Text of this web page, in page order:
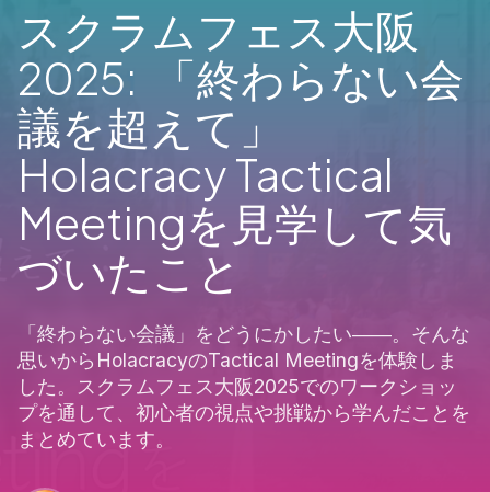
スクラムフェス大阪
2025: ​「終わらない​会
議を​超えて」
Holacracy Tactical
Meetingを​見学して​気
づいた​こと​
「終わらない会議」をどうにかしたい――。そんな
思いからHolacracyのTactical Meetingを体験しま
した。スクラムフェス大阪2025でのワークショッ
プを通して、初心者の視点や挑戦から学んだことを
まとめています。